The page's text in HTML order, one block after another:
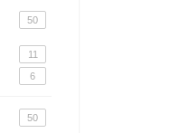
50
11
6
50